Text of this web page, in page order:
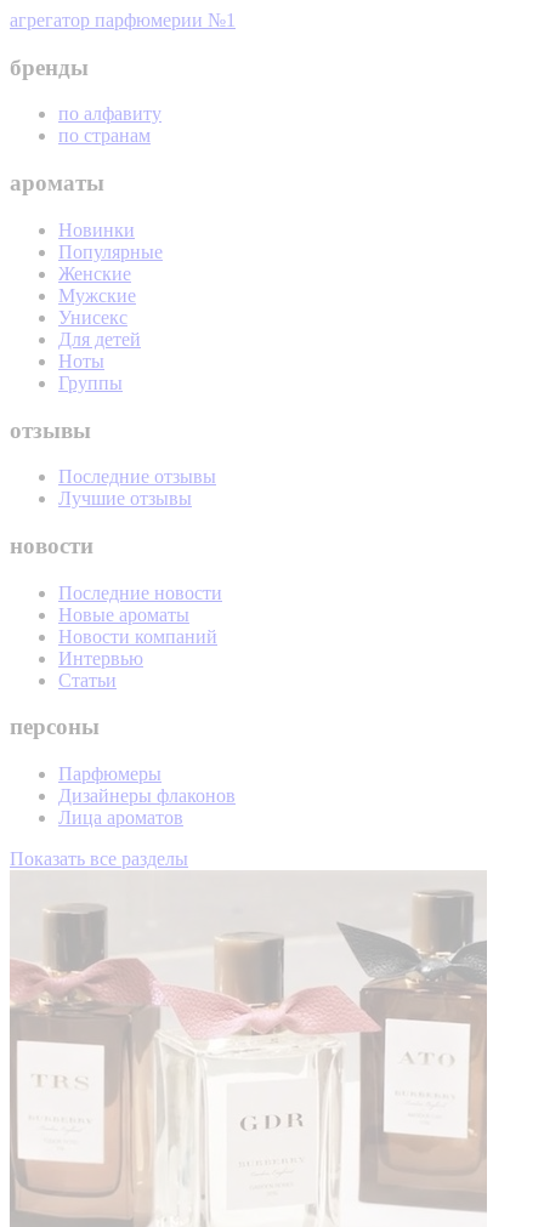
агрегатор парфюмерии №1
бренды
по алфавиту
по странам
ароматы
Новинки
Популярные
Женские
Мужские
Унисекс
Для детей
Ноты
Группы
отзывы
Последние отзывы
Лучшие отзывы
новости
Последние новости
Новые ароматы
Новости компаний
Интервью
Статьи
персоны
Парфюмеры
Дизайнеры флаконов
Лица ароматов
Показать все разделы